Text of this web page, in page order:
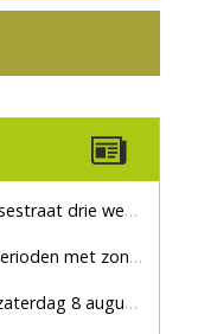
voor doorgaand verkeer
met zon en droog
marktplein Haaksbergen